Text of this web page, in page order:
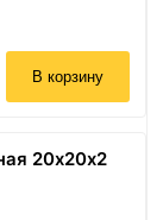
В корзину
20х20х2